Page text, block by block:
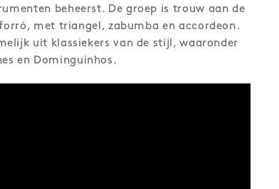
beheerst. De groep is trouw aan de
met triangel, zabumba en accordeon.
uit klassiekers van de stijl, waaronder
en Dominguinhos.